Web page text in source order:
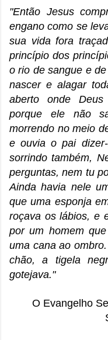
"Então Jesus
engano como se
sua vida fora
princípio dos
o rio de sangue e
nascer e alagar
aberto onde Deus
porque ele não
morrendo no meio
e ouvia o pai
sorrindo também,
perguntas, nem tu
Ainda havia nele
que uma esponja
roçava os lábios, e
por um homem
uma cana ao
chão, a tigela
gotejava."
O Evangelho